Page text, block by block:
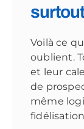
surtout
Voilà ce
oublient.
et leur
de
même